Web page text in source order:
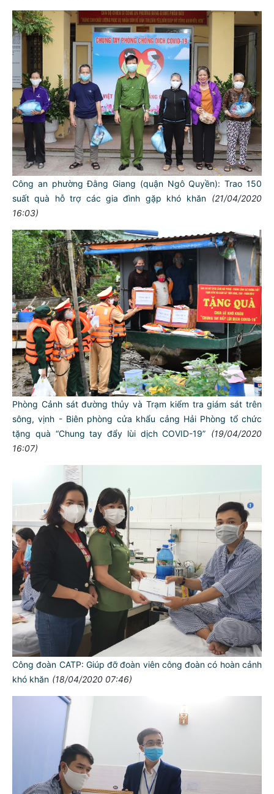
Công an phường Đằng Giang (quận Ngô Quyền): Trao 150
suất quà hỗ trợ các gia đình gặp khó khăn
(21/04/2020
16:03)
Phòng Cảnh sát đường thủy và Trạm kiểm tra giám sát trên
sông, vịnh - Biên phòng cửa khẩu cảng Hải Phòng tổ chức
tặng quà “Chung tay đẩy lùi dịch COVID-19” (19/04/2020
16:07)
Công đoàn CATP: Giúp đỡ đoàn viên công đoàn có hoàn cảnh
khó khăn (18/04/2020 07:46)